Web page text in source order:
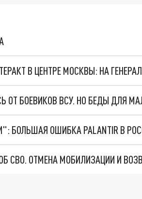
В ЦЕНТРЕ МОСКВЫ: НА
ОТ БОЕВИКОВ ВСУ. НО БЕДЫ ДЛЯ